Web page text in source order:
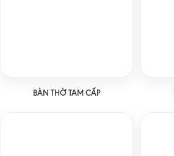
BÀN THỜ TAM CẤP